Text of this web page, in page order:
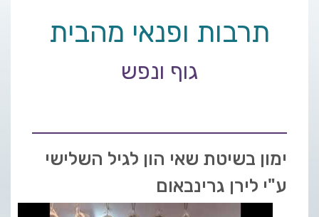
תרבות ופנאי מהבית
גוף ונפש
ימון בשיטת שאי הון לגיל השלישי
ע"י לירן גרינבאום